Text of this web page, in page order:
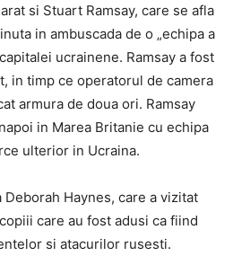
si Stuart Ramsay, care se afla
in ambuscada de o „echipa a
ucrainene. Ramsay a fost
in timp ce operatorul de camera
armura de doua ori. Ramsay
in Marea Britanie cu echipa
ulterior in Ucraina.
Haynes, care a vizitat
care au fost adusi ca fiind
si atacurilor rusesti.